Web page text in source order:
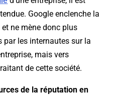
Google enclenche la
et ne mène donc plus
les internautes sur la
mais vers
de cette société.
de la réputation en